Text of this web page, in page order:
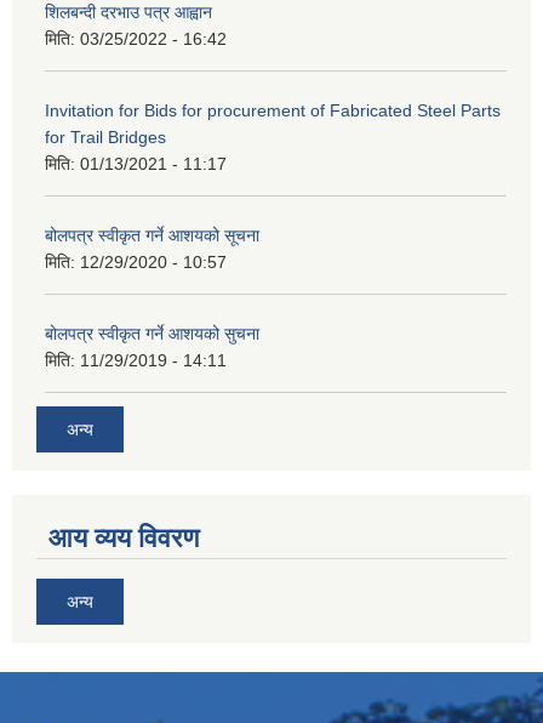
शिलबन्दी दरभाउ पत्र आह्वान
मिति: 03/25/2022 - 16:42
Invitation for Bids for procurement of Fabricated Steel Parts
for Trail Bridges
मिति: 01/13/2021 - 11:17
बोलपत्र स्वीकृत गर्ने आशयको सूचना
मिति: 12/29/2020 - 10:57
बोलपत्र स्वीकृत गर्ने आशयको सुचना
मिति: 11/29/2019 - 14:11
अन्य
आय व्यय विवरण
अन्य